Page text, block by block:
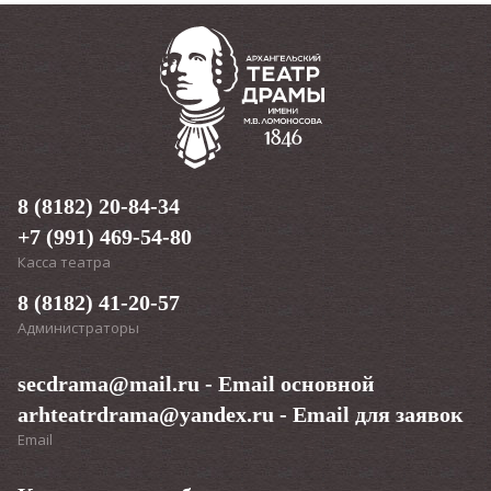
Текст «Поморских узлов» написала Нина Няникова. В
этом сезоне это уже второй спектакль после «Долго и
счастливо», появившийся в Архдраме по её
«Спектакль - встреча с воспоминаниями
нашего города. У Архангельска много баек, небылиц
и «былиц», которые мы собрали и переработали в
спектакль. Как знаете, «омут памяти» из Гарри Поттера.
В нашем омуте байки водятся. Это про узлы на память,
про узлы, что нужно разрубить и любая ассоциация на
говорить зрителю «к чему-то готовиться»,
предложить —НЕ ГОТОВИТЬСЯ НИ К ЧЕМУ, а просто
быть. Для нас это тоже эксперимент, так что предлагаю
нам быть в одной лодке»
Няникова.
Братушев, Александр Зимин, Екатерина Калинина, Павел
Каныгин, Константин Мокров, Эдуард Мурушкин, Виктор
Мушковец, Юрий Прошин, Александр Субботин, Марина
Макарова, Александр Дубинин, Дмитрий Беляков, Нина
Патокина, Екатерина Зеленина, Андрей Гогун, Артур
8 (8182) 20-84-34
+7 (991) 469-54-80
Касса театра
8 (8182) 41-20-57
Администраторы
secdrama@mail.ru - Email основной
arhteatrdrama@yandex.ru - Email для заявок
Email